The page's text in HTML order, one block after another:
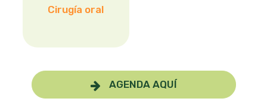
Cirugía oral
AGENDA AQUÍ